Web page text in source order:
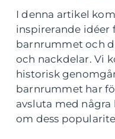
I denna artikel
inspirerande idéer
barnrummet och
och nackdelar. Vi
historisk
barnrummet har
avsluta med
om dess